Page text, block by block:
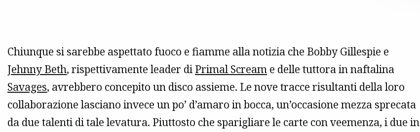
Chiunque si sarebbe aspettato fuoco e fiamme alla notizia che Bobby Gillespie e
Jehnny Beth, rispettivamente leader di Primal Scream e delle tuttora in naftalina
Savages, avrebbero concepito un disco assieme. Le nove tracce risultanti della loro
collaborazione lasciano invece un po’ d’amaro in bocca, un’occasione mezza sprecata
da due talenti di tale levatura. Piuttosto che sparigliare le carte con veemenza, i due in